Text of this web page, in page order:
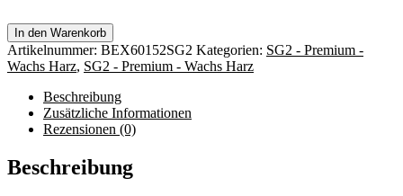
In den Warenkorb
Artikelnummer: BEX60152SG2 Kategorien: SG2 - Premium -
Wachs Harz, SG2 - Premium - Wachs Harz
Beschreibung
Zusätzliche Informationen
Rezensionen (0)
Beschreibung